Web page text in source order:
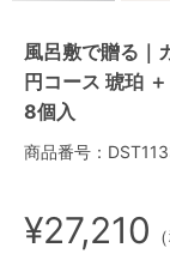
風呂敷で贈る｜
円コース 琥珀
8個入
商品番号：
¥27,210